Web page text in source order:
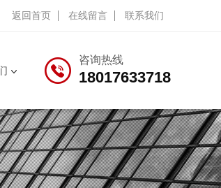
返回首页 在线留言 联系我们
咨询热线
18017633718